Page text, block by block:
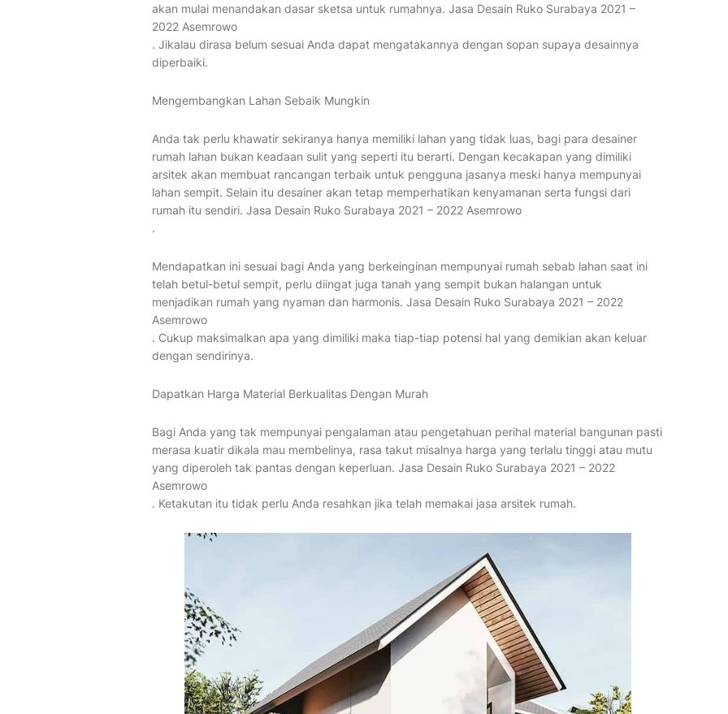
akan mulai menandakan dasar sketsa untuk rumahnya. Jasa Desain Ruko Surabaya 2021 –
2022 Asemrowo
. Jikalau dirasa belum sesuai Anda dapat mengatakannya dengan sopan supaya desainnya
diperbaiki.
Mengembangkan Lahan Sebaik Mungkin
Anda tak perlu khawatir sekiranya hanya memiliki lahan yang tidak luas, bagi para desainer
rumah lahan bukan keadaan sulit yang seperti itu berarti. Dengan kecakapan yang dimiliki
arsitek akan membuat rancangan terbaik untuk pengguna jasanya meski hanya mempunyai
lahan sempit. Selain itu desainer akan tetap memperhatikan kenyamanan serta fungsi dari
rumah itu sendiri. Jasa Desain Ruko Surabaya 2021 – 2022 Asemrowo
.
Mendapatkan ini sesuai bagi Anda yang berkeinginan mempunyai rumah sebab lahan saat ini
telah betul-betul sempit, perlu diingat juga tanah yang sempit bukan halangan untuk
menjadikan rumah yang nyaman dan harmonis. Jasa Desain Ruko Surabaya 2021 – 2022
Asemrowo
. Cukup maksimalkan apa yang dimiliki maka tiap-tiap potensi hal yang demikian akan keluar
dengan sendirinya.
Dapatkan Harga Material Berkualitas Dengan Murah
Bagi Anda yang tak mempunyai pengalaman atau pengetahuan perihal material bangunan pasti
merasa kuatir dikala mau membelinya, rasa takut misalnya harga yang terlalu tinggi atau mutu
yang diperoleh tak pantas dengan keperluan. Jasa Desain Ruko Surabaya 2021 – 2022
Asemrowo
. Ketakutan itu tidak perlu Anda resahkan jika telah memakai jasa arsitek rumah.